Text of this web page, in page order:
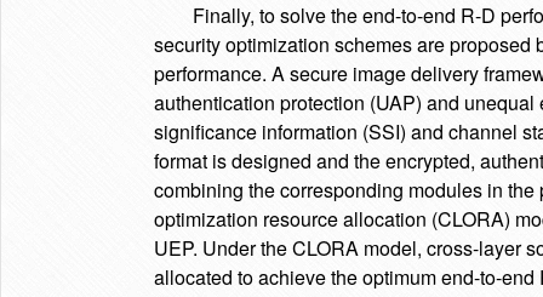
Finally, to solve the end-to-end R-D
security optimization schemes are
performance. A secure image delivery
authentication protection (UAP) and
significance information (SSI) and channel
format is designed and the encrypted,
combining the corresponding modules in
optimization resource allocation (CLORA)
UEP. Under the CLORA model, cross-layer
allocated to achieve the optimum end-to-